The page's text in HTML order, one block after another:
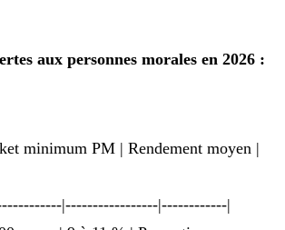
aux personnes morales en 2026 :
minimum PM | Rendement moyen |
|-----------------|------------|